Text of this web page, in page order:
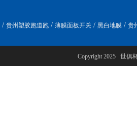
/ 贵州塑胶跑道跑 / 薄膜面板开关 / 黑白地膜 / 贵
Copyright 2025 世